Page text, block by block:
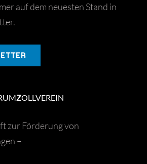
auf dem neuesten Stand in
ZOLLVEREIN
zur Förderung von
–